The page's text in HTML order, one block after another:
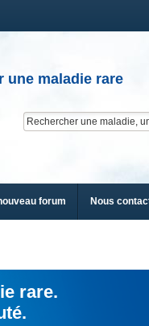
une maladie rare
forum Nous
rare.